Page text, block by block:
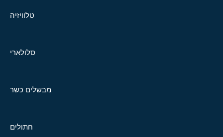
טלוויזיה
סלולארי
מבשלים כשר
חתולים